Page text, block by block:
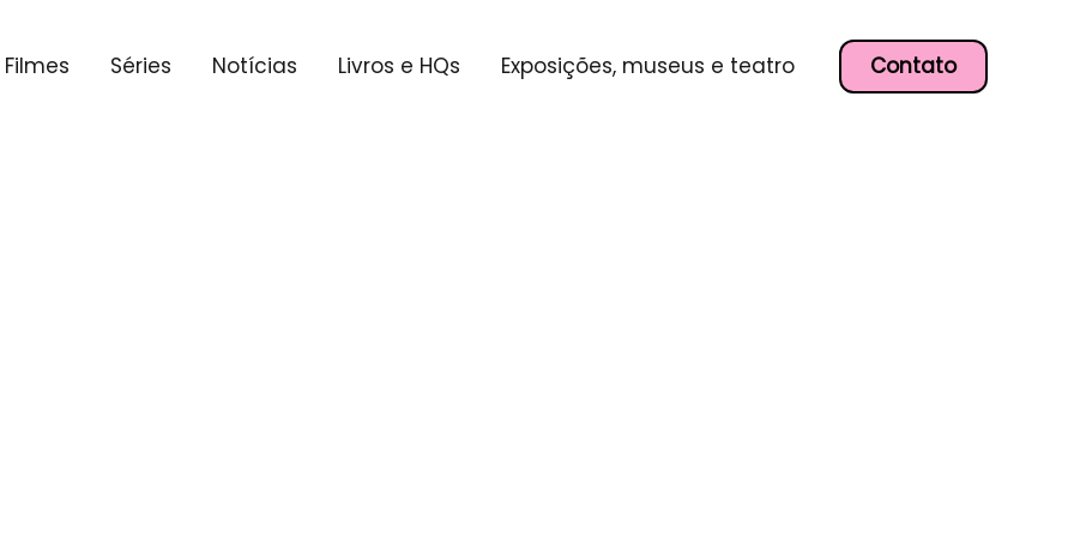
Filmes Séries Notícias Livros e HQs Exposições, museus e teatro Contato